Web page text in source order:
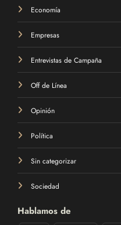
Economía
Empresas
Entrevistas de Campaña
Off de Línea
Opinión
Política
Sin categorizar
Hablamos de